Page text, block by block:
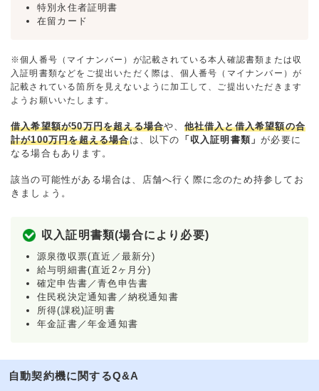
特別永住者証明書
在留カード
※個人番号（マイナンバー）が記載されている本人確認書類または収
入証明書類などをご提出いただく際は、個人番号（マイナンバー）が
記載されている箇所を見えないように加工して、ご提出いただきます
ようお願いいたします。
借入希望額が50万円を超える場合や、 他社借入と借入希望額の合
計が100万円を超える場合は、以下の 「収入証明書類」が必要に
なる場合もあります。
該当の可能性がある場合は、店舗へ行く際に念のため持参してお
きましょう。
収入証明書類(場合により必要)
源泉徴収票(直近／最新分)
給与明細書(直近2ヶ月分)
確定申告書／青色申告書
住民税決定通知書／納税通知書
所得(課税)証明書
年金証書／年金通知書
自動契約機に関するQ&A